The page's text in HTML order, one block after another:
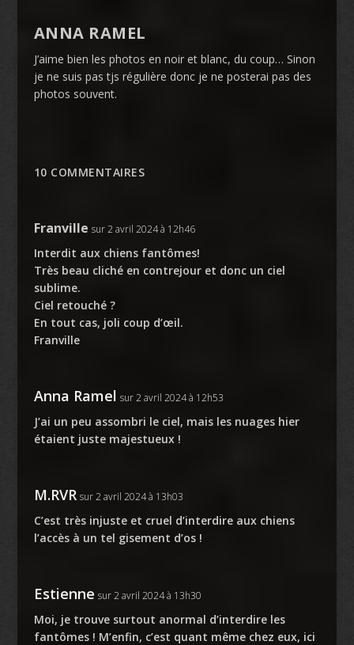
ANNA RAMEL
J’aime bien les photos en noir et blanc, du coup… Sinon
je ne suis pas tjs régulière donc je ne posterai pas des
photos souvent.
10 COMMENTAIRES
Franville sur 2 avril 2024 à 12h46
Interdit aux chiens fantômes!
Très beau cliché en contrejour et donc un ciel
sublime.
Ciel retouché ?
En tout cas, joli coup d’œil.
Franville
Anna Ramel sur 2 avril 2024 à 12h53
J’ai un peu assombri le ciel, mais les nuages hier
étaient juste majestueux !
M.RVR sur 2 avril 2024 à 13h03
C’est très injuste et cruel d’interdire aux chiens
l’accès à un tel gisement d’os !
Estienne sur 2 avril 2024 à 13h30
Moi, je trouve surtout anormal d’interdire les
fantômes ! M’enfin, c’est quant même chez eux, ici